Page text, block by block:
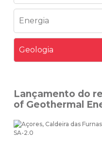
Energia
Geologia
Lançamento do
of Geothermal